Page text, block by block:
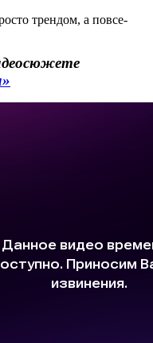
трен­дом, а по­все­